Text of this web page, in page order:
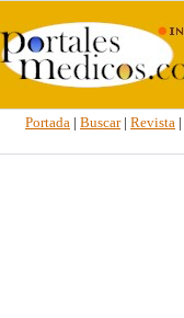
Portada | Buscar| Revista |